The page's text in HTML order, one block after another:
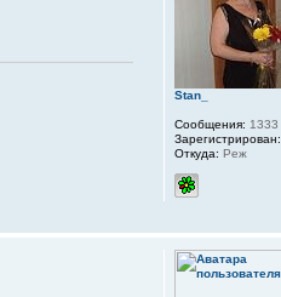
Stan_
Сообщения: 1333
Зарегистрирован:
Откуда: Реж